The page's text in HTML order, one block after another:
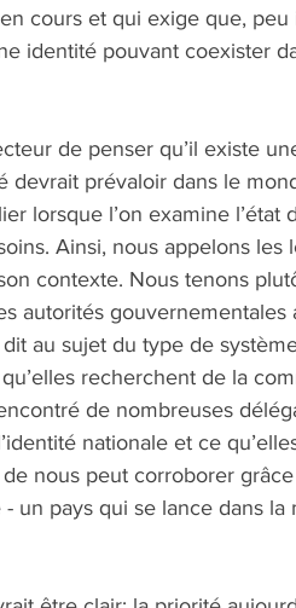
cours et qui exige que, peu
identité pouvant coexister
de penser qu’il existe
devrait prévaloir dans le
lorsque l’on examine l’état
Ainsi, nous appelons les
contexte. Nous tenons
autorités gouvernementales
au sujet du type de
recherchent de la
de nombreuses
nationale et ce
nous peut corroborer
un pays qui se lance dans la